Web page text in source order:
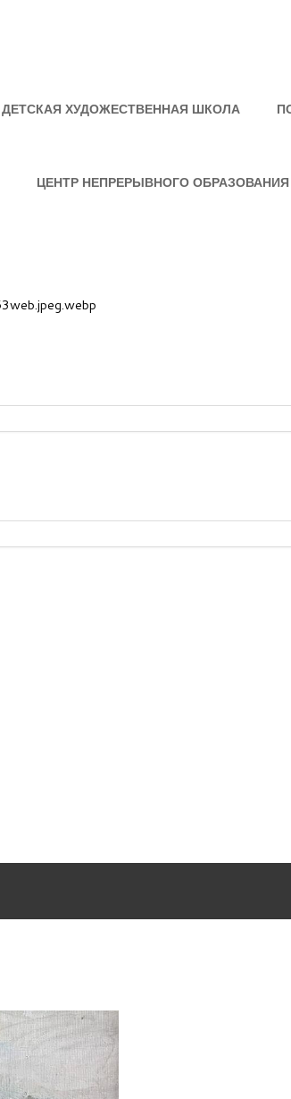
ДЕТСКАЯ ХУДОЖЕСТВЕННАЯ ШКОЛА
ЦЕНТР НЕПРЕРЫВНОГО ОБРАЗОВАНИЯ